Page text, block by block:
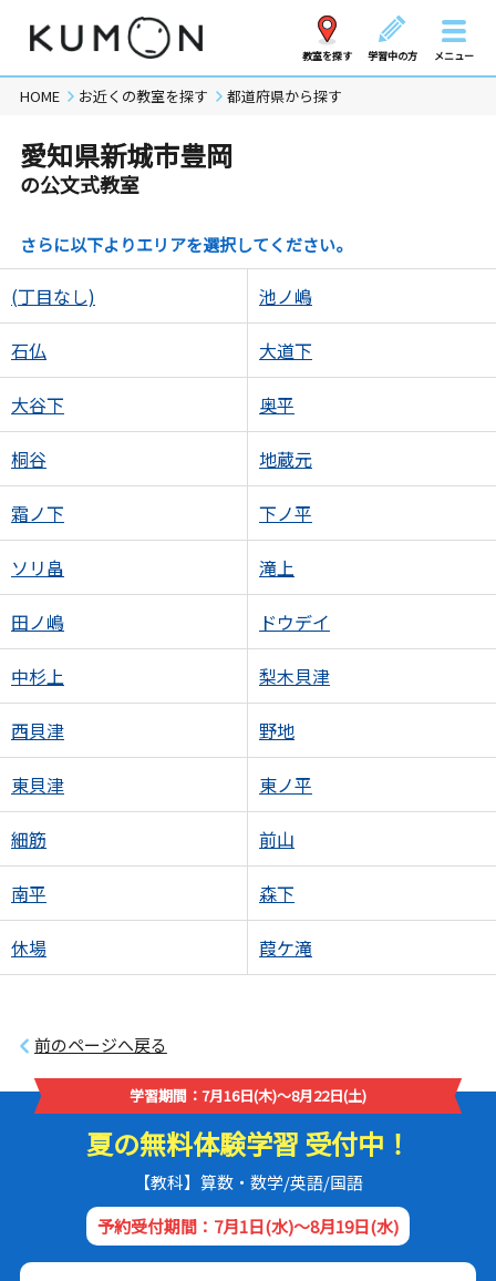
教室を探す 学習中の方 メニュー
HOME お近くの教室を探す 都道府県から探す
愛知県新城市豊岡
の公文式教室
さらに以下よりエリアを選択してください。
(丁目なし) 池ノ嶋
石仏 大道下
大谷下 奥平
桐谷 地蔵元
霜ノ下 下ノ平
ソリ畠 滝上
田ノ嶋 ドウデイ
中杉上 梨木貝津
西貝津 野地
東貝津 東ノ平
細筋 前山
南平 森下
休場 葭ケ滝
前のページへ戻る
学習期間：7月16日(木)～8月22日(土)
夏の無料体験学習 受付中！
【教科】算数・数学/英語/国語
予約受付期間：7月1日(水)～8月19日(水)